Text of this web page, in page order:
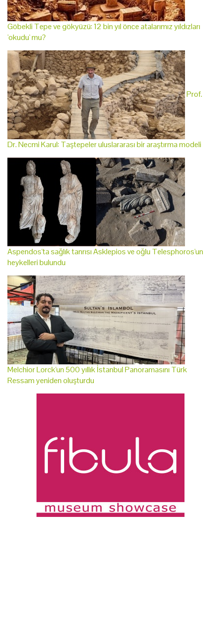
Göbekli Tepe ve gökyüzü: 12 bin yıl önce atalarımız yıldızları
'okudu' mu?
Prof.
Dr. Necmi Karul: Taştepeler uluslararası bir araştırma modeli
Aspendos'ta sağlık tanrısı Asklepios ve oğlu Telesphoros'un
heykelleri bulundu
Melchior Lorck'un 500 yıllık İstanbul Panoramasını Türk
Ressam yeniden oluşturdu